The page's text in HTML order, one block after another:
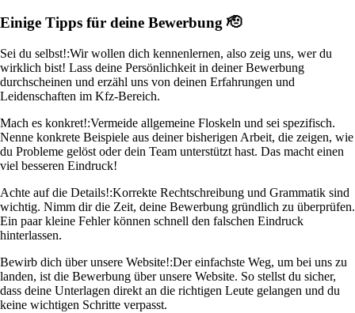
Einige Tipps für deine Bewerbung 🫡
Sei du selbst!:Wir wollen dich kennenlernen, also zeig uns, wer du
wirklich bist! Lass deine Persönlichkeit in deiner Bewerbung
durchscheinen und erzähl uns von deinen Erfahrungen und
Leidenschaften im Kfz-Bereich.
Mach es konkret!:Vermeide allgemeine Floskeln und sei spezifisch.
Nenne konkrete Beispiele aus deiner bisherigen Arbeit, die zeigen, wie
du Probleme gelöst oder dein Team unterstützt hast. Das macht einen
viel besseren Eindruck!
Achte auf die Details!:Korrekte Rechtschreibung und Grammatik sind
wichtig. Nimm dir die Zeit, deine Bewerbung gründlich zu überprüfen.
Ein paar kleine Fehler können schnell den falschen Eindruck
hinterlassen.
Bewirb dich über unsere Website!:Der einfachste Weg, um bei uns zu
landen, ist die Bewerbung über unsere Website. So stellst du sicher,
dass deine Unterlagen direkt an die richtigen Leute gelangen und du
keine wichtigen Schritte verpasst.